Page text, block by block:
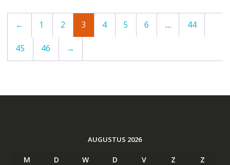
← 1 2 3 4 5 6 … 44
45 46 →
AUGUSTUS 2026
M D W D V Z
Z